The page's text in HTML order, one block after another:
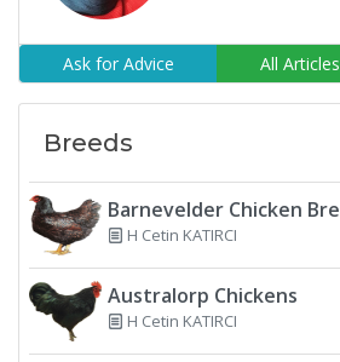
Ask for Advice All Articles
Breeds
Barnevelder Chicken
H Cetin KATIRCI
Australorp Chickens
H Cetin KATIRCI